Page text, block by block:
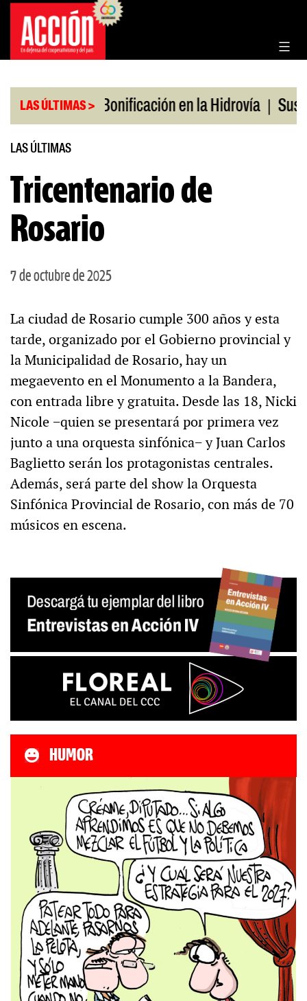
Saltar
contenido
LAS ÚLTIMAS >
en julio | Bonificación en la Hidrovía |
LAS ÚLTIMAS
Tricentenario de
Rosario
7 de octubre de 2025
La ciudad de Rosario cumple 300 años y esta
tarde, organizado por el Gobierno provincial y
la Municipalidad de Rosario, hay un
megaevento en el Monumento a la Bandera,
con entrada libre y gratuita. Desde las 18, Nicki
Nicole −quien se presentará por primera vez
junto a una orquesta sinfónica− y Juan Carlos
Baglietto serán los protagonistas centrales.
Además, será parte del show la Orquesta
Sinfónica Provincial de Rosario, con más de 70
músicos en escena.
HUMOR